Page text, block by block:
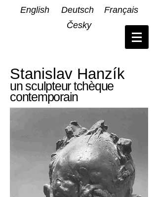
English Deutsch
Français
Česky
Stanislav Hanzík
un sculpteur tchèque
contemporain